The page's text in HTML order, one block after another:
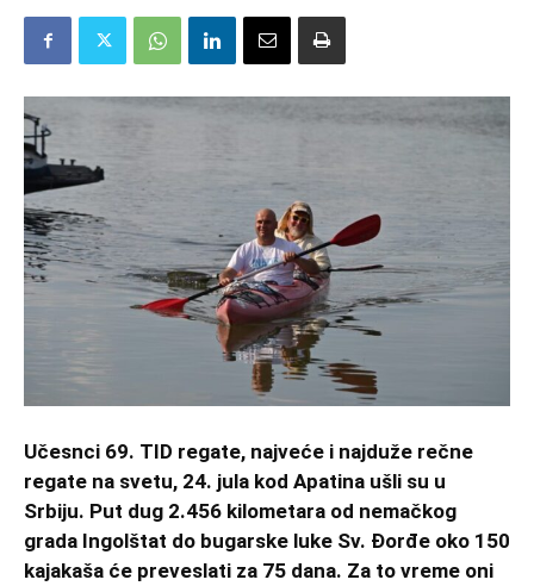
Učesnci 69. TID regate, najveće i najduže rečne
regate na svetu, 24. jula kod Apatina ušli su u
Srbiju. Put dug 2.456 kilometara od nemačkog
grada Ingolštat do bugarske luke Sv. Đorđe oko 150
kajakaša će preveslati za 75 dana. Za to vreme oni